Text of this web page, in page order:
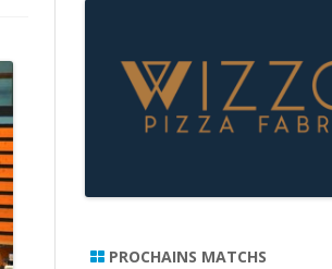
PROCHAINS MATCHS